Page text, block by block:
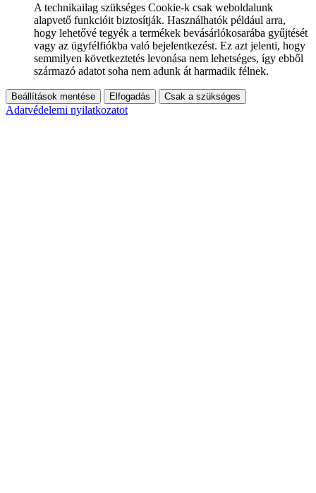
A technikailag szükséges Cookie-k csak weboldalunk
alapvető funkcióit biztosítják. Használhatók például arra,
hogy lehetővé tegyék a termékek bevásárlókosarába gyűjtését
vagy az ügyfélfiókba való bejelentkezést. Ez azt jelenti, hogy
semmilyen következtetés levonása nem lehetséges, így ebből
származó adatot soha nem adunk át harmadik félnek.
Beállítások mentése Elfogadás Csak a szükséges
Adatvédelemi nyilatkozatot